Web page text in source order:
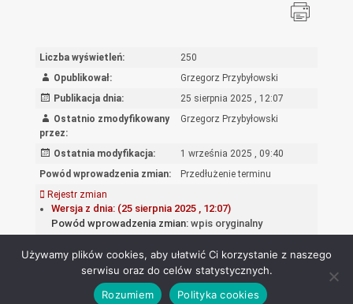
Liczba wyświetleń:
250
Opublikował:
Grzegorz Przybyłowski
Publikacja dnia:
25 sierpnia 2025 , 12:07
Ostatnio zmodyfikowany
przez:
Grzegorz Przybyłowski
Ostatnia modyfikacja:
1 września 2025 , 09:40
Powód wprowadzenia zmian:
Przedłużenie terminu
Rejestr zmian
Wersja z dnia: (25 sierpnia 2025 , 12:07)
Powód wprowadzenia zmian: wpis oryginalny
Ośrodek Rozwoju Edukacji - Biuletyn Informacji Publicznej 2026
Używamy plików cookies, aby ułatwić Ci korzystanie z naszego
serwisu oraz do celów statystycznych.
Rozumiem
Polityka cookies